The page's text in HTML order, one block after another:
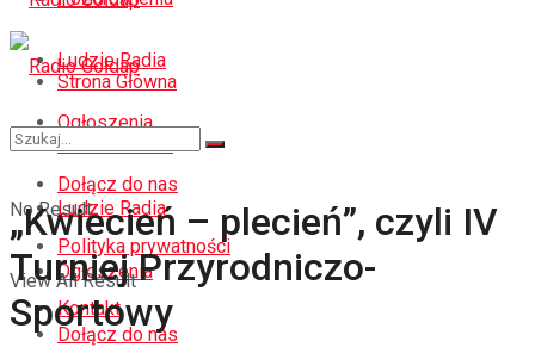
Ludzie Radia
Ogłoszenia
Dołącz do nas
Polityka prywatności
Kontakt
Strona Główna
Pozdrowienia
Ludzie Radia
Ogłoszenia
Dołącz do nas
No Result
View All Result
„Kwiecień – plecień”, czyli IV
Turniej Przyrodniczo-
Sportowy